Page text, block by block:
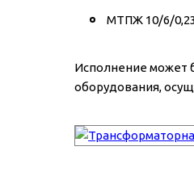
МТПЖ 10/6/
Исполнение может
оборудования,